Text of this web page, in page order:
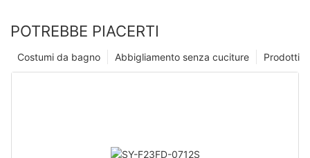
POTREBBE PIACERTI
Prodotti
Abbigliamento senza cuciture
Costumi da bagno